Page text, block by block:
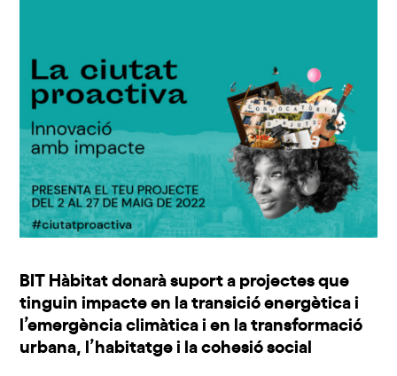
BIT Hàbitat donarà suport a projectes que
tinguin impacte en la transició energètica i
l’emergència climàtica i en la transformació
urbana, l’habitatge i la cohesió social